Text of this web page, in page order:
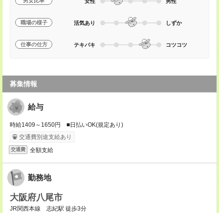
職場の様子 活気あり しずか
仕事の仕方 テキパキ コツコツ
募集情報
給与
時給1409～1650円 ■日払いOK(規定あり)
交通費別途支給あり
交通費 全額支給
勤務地
大阪府八尾市
JR関西本線 志紀駅 徒歩3分